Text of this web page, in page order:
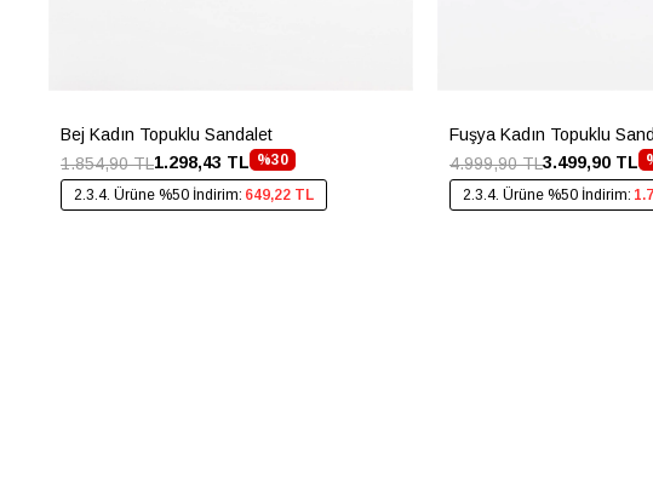
Bej Kadın Topuklu Sandalet
%30
1.298,43 TL
1.854,90 TL
2.3.4. Ürüne %50 İndirim: 649,22 TL
Fuşya Kadın Topuklu
3.499,90 TL
4.999,90 TL
2.3.4. Ürüne %50 İndirim: